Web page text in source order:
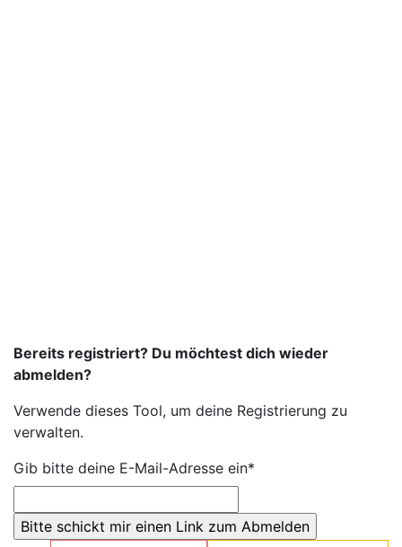
Bereits registriert? Du möchtest dich wieder
abmelden?
Verwende dieses Tool, um deine Registrierung zu
verwalten.
Gib bitte deine E-Mail-Adresse ein*